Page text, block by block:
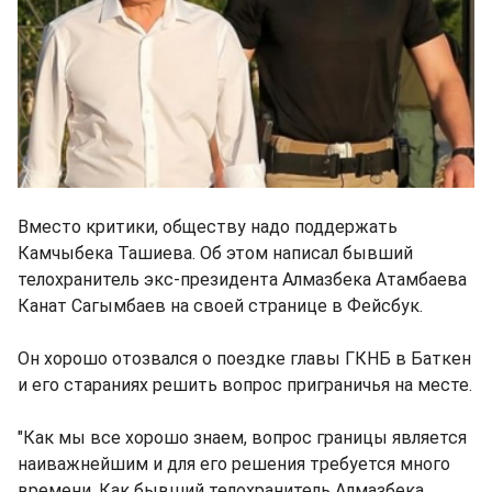
Вместо критики, обществу надо поддержать
Камчыбека Ташиева. Об этом написал бывший
телохранитель экс-президента Алмазбека Атамбаева
Канат Сагымбаев на своей странице в Фейсбук.
Он хорошо отозвался о поездке главы ГКНБ в Баткен
и его стараниях решить вопрос приграничья на месте.
"Как мы все хорошо знаем, вопрос границы является
наиважнейшим и для его решения требуется много